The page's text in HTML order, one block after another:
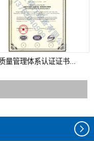
量管理体系认证证书...